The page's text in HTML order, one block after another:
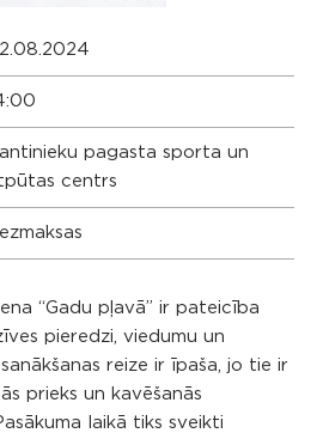
pagasta sporta un
centrs
“Gadu pļavā” ir pateicība
pieredzi, viedumu un
reize ir īpaša, jo tie ir
prieks un kavēšanās
laikā tiks sveikti